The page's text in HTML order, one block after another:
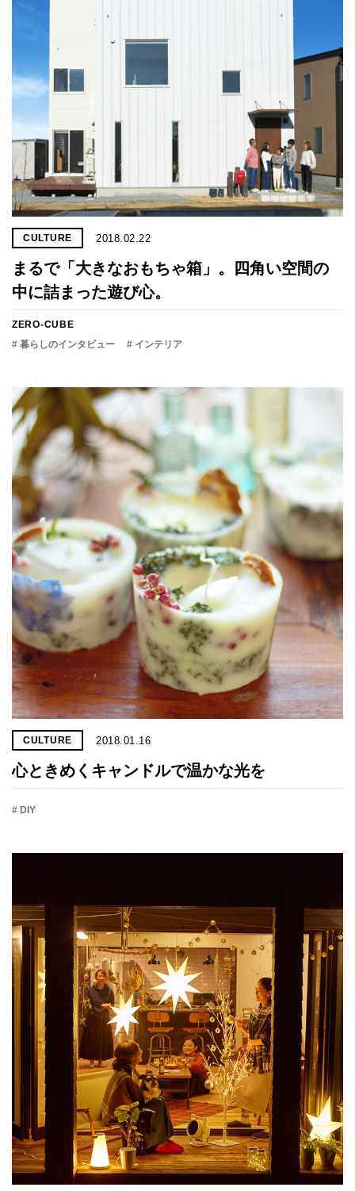
CULTURE 2018.02.22
まるで「大きなおもちゃ箱」。四角い空間の
中に詰まった遊び心。
ZERO-CUBE
# 暮らしのインタビュー
# インテリア
CULTURE 2018.01.16
心ときめくキャンドルで温かな光を
# DIY